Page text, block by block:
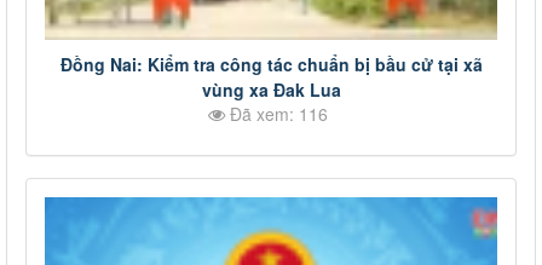
Đồng Nai: Kiểm tra công tác chuẩn bị bầu cử tại xã
vùng xa Đak Lua
Đã xem: 116